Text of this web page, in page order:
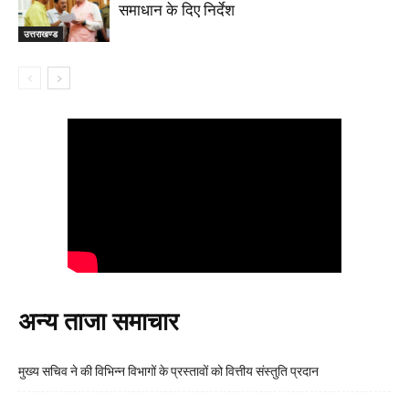
उत्तराखण्ड
समाधान के दिए निर्देश
अन्य ताजा समाचार
मुख्य सचिव ने की विभिन्न विभागों के प्रस्तावों को वित्तीय संस्तुति प्रदान